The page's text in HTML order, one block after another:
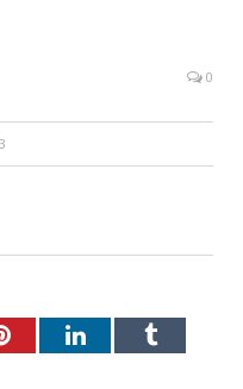
0
PinterestLinkedInTumblr